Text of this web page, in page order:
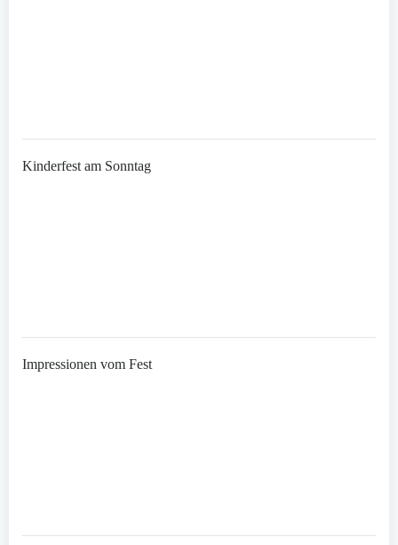
Kinderfest am Sonntag
Impressionen vom Fest